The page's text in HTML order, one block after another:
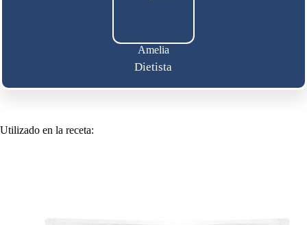
Amelia
Dietista
Utilizado en la receta: